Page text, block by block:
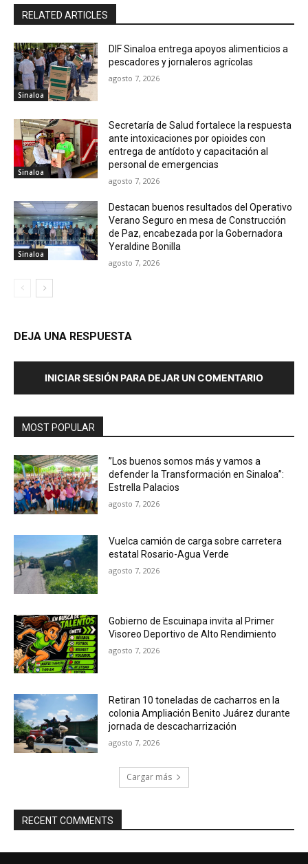
RELATED ARTICLES
Sinaloa
DIF Sinaloa entrega apoyos alimenticios a
pescadores y jornaleros agrícolas
agosto 7, 2026
Sinaloa
Secretaría de Salud fortalece la respuesta
ante intoxicaciones por opioides con
entrega de antídoto y capacitación al
personal de emergencias
agosto 7, 2026
Sinaloa
Destacan buenos resultados del Operativo
Verano Seguro en mesa de Construcción
de Paz, encabezada por la Gobernadora
Yeraldine Bonilla
agosto 7, 2026
DEJA UNA RESPUESTA
INICIAR SESIÓN PARA DEJAR UN COMENTARIO
MOST POPULAR
”Los buenos somos más y vamos a
defender la Transformación en Sinaloa”:
Estrella Palacios
agosto 7, 2026
Vuelca camión de carga sobre carretera
estatal Rosario-Agua Verde
agosto 7, 2026
Gobierno de Escuinapa invita al Primer
Visoreo Deportivo de Alto Rendimiento
agosto 7, 2026
Retiran 10 toneladas de cacharros en la
colonia Ampliación Benito Juárez durante
jornada de descacharrización
agosto 7, 2026
Cargar más
RECENT COMMENTS